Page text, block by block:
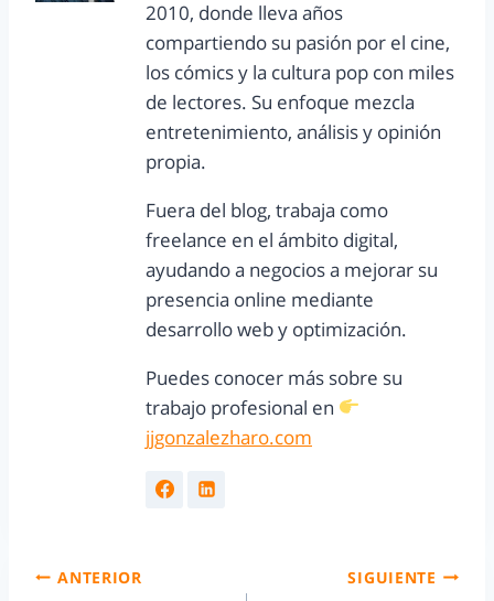
2010, donde lleva años
compartiendo su pasión por el cine,
los cómics y la cultura pop con miles
de lectores. Su enfoque mezcla
entretenimiento, análisis y opinión
propia.
Fuera del blog, trabaja como
freelance en el ámbito digital,
ayudando a negocios a mejorar su
presencia online mediante
desarrollo web y optimización.
Puedes conocer más sobre su
trabajo profesional en
jjgonzalezharo.com
ANTERIOR SIGUIENTE